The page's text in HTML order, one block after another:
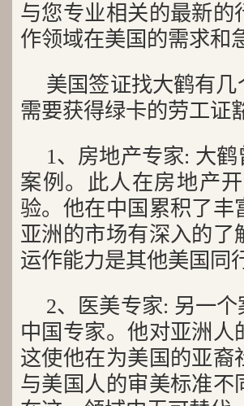
与您专业相关的最新的
作领域在美国的需求和
美国签证找大鹤有
需要获得绿卡的劳工证
1、房地产专家: 大
案例。此人在房地产
验。他在中国累积了丰
亚洲的市场有深入的了
运作能力是其他美国同
2、医美专家: 另一
中国专家。他对亚洲
这使他在为美国的亚裔
与美国人的审美标准不